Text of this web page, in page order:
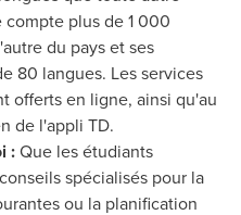
plus de 1 000
du pays et ses
80 langues. Les services
offerts en ligne, ainsi qu'au
de l'appli TD.
:Que les étudiants
spécialisés pour la
ou la planification